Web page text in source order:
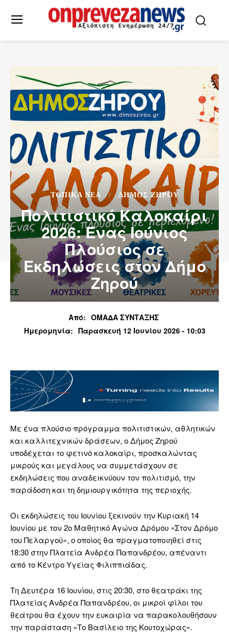
ΤΟΠΙΚΆ ΝΈΑ ΔΉΜΟΣ ΖΗΡΟΎ
Πολιτιστικό Καλοκαίρι
2026: Ένας Ιούνιος
Πλούσιος σε
Εκδηλώσεις στον Δήμο
Ζηρού
Από: ΟΜΑΔΑ ΣΥΝΤΑΞΗΣ
Ημερομηνία: Παρασκευή 12 Ιουνίου 2026 - 10:03
Με ένα πλούσιο πρόγραμμα πολιτιστικών, αθλητικών
και καλλιτεχνικών δράσεων, ο Δήμος Ζηρού
υποδέχεται το φετινό καλοκαίρι, προσκαλώντας
μικρούς και μεγάλους να συμμετάσχουν σε
εκδηλώσεις που αναδεικνύουν τον πολιτισμό, την
παράδοση και τη δημιουργικότητα της περιοχής.
Οι εκδηλώσεις του Ιουνίου ξεκινούν την Κυριακή 14
Ιουνίου με τον 2ο Μαθητικό Αγώνα Δρόμου «Στον Δρόμο
του Πελαργού», ο οποίος θα πραγματοποιηθεί στις
18:30 στην Πλατεία Ανδρέα Παπανδρέου, απέναντι
από το Κέντρο Υγείας Φιλιππιάδας.
Τη Δευτέρα 16 Ιουνίου, στις 20:30, στο θεατράκι της
Πλατείας Ανδρέα Παπανδρέου, οι μικροί φίλοι του
θεάτρου θα έχουν την ευκαιρία να παρακολουθήσουν
την παράσταση «Το Βασίλειο της Κουτοχώρας».